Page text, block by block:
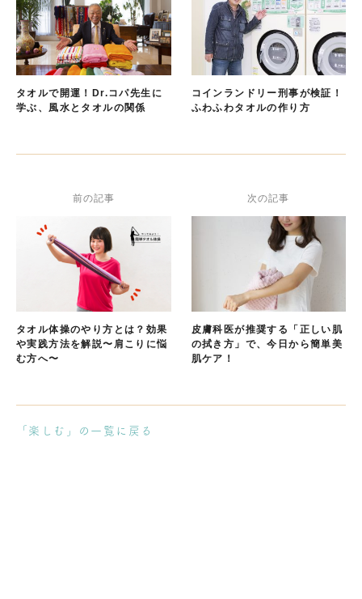
タオルで開運！Dr.コパ先生に
学ぶ、風水とタオルの関係
コインランドリー刑事が検証！
ふわふわタオルの作り方
前の記事
タオル体操のやり方とは？効果
や実践方法を解説〜肩こりに悩
む方へ〜
次の記事
皮膚科医が推奨する「正しい肌
の拭き方」で、今日から簡単美
肌ケア！
「楽しむ」の一覧に戻る